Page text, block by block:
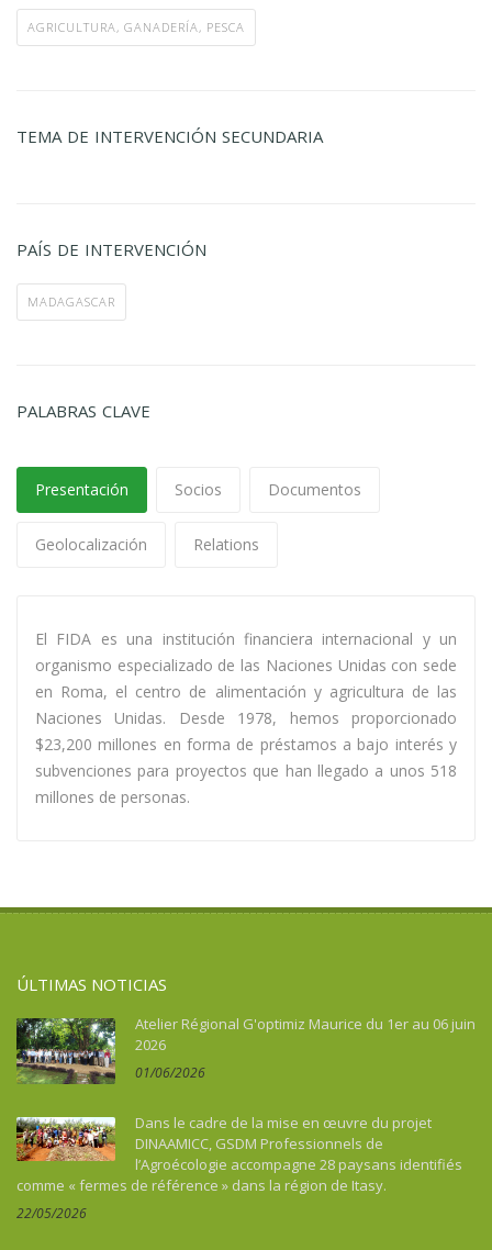
AGRICULTURA, GANADERÍA, PESCA
TEMA DE INTERVENCIÓN SECUNDARIA
PAÍS DE INTERVENCIÓN
MADAGASCAR
PALABRAS CLAVE
Presentación Socios Documentos
Geolocalización Relations
El FIDA es una institución financiera internacional y un
organismo especializado de las Naciones Unidas con sede
en Roma, el centro de alimentación y agricultura de las
Naciones Unidas. Desde 1978, hemos proporcionado
$23,200 millones en forma de préstamos a bajo interés y
subvenciones para proyectos que han llegado a unos 518
millones de personas.
ÚLTIMAS NOTICIAS
Atelier Régional G'optimiz Maurice du 1er au 06 juin
2026
01/06/2026
Dans le cadre de la mise en œuvre du projet
DINAAMICC, GSDM Professionnels de
l’Agroécologie accompagne 28 paysans identifiés
comme « fermes de référence » dans la région de Itasy.
22/05/2026